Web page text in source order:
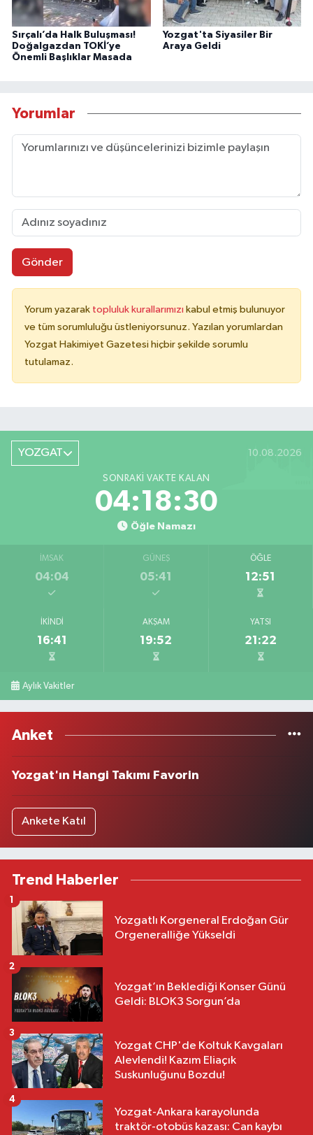
Sırçalı’da Halk Buluşması!
Doğalgazdan TOKİ’ye
Önemli Başlıklar Masada
Yozgat'ta Siyasiler Bir
Araya Geldi
Yorumlar
Gönder
Yorum yazarak topluluk kurallarımızı kabul etmiş bulunuyor
ve tüm sorumluluğu üstleniyorsunuz. Yazılan yorumlardan
Yozgat Hakimiyet Gazetesi hiçbir şekilde sorumlu
tutulamaz.
YOZGAT 10.08.2026
SONRAKI VAKTE KALAN
04:18:30
Öğle Namazı
İMSAK
04:04
GÜNEŞ
05:41
ÖĞLE
12:51
İKINDI
16:41
AKŞAM
19:52
YATSI
21:22
Aylık Vakitler
Anket
Yozgat'ın Hangi Takımı Favorin
Ankete Katıl
Trend Haberler
Yozgatlı Korgeneral Erdoğan Gür
Orgeneralliğe Yükseldi
1
Yozgat’ın Beklediği Konser Günü
Geldi: BLOK3 Sorgun’da
2
Yozgat CHP'de Koltuk Kavgaları
Alevlendi! Kazım Eliaçık
Suskunluğunu Bozdu!
3
Yozgat-Ankara karayolunda
traktör-otobüs kazası: Can kaybı
4